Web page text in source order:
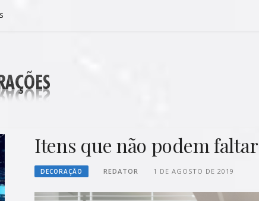
Itens que não podem
DECORAÇÃO REDATOR 1 DE AGOSTO DE 2019